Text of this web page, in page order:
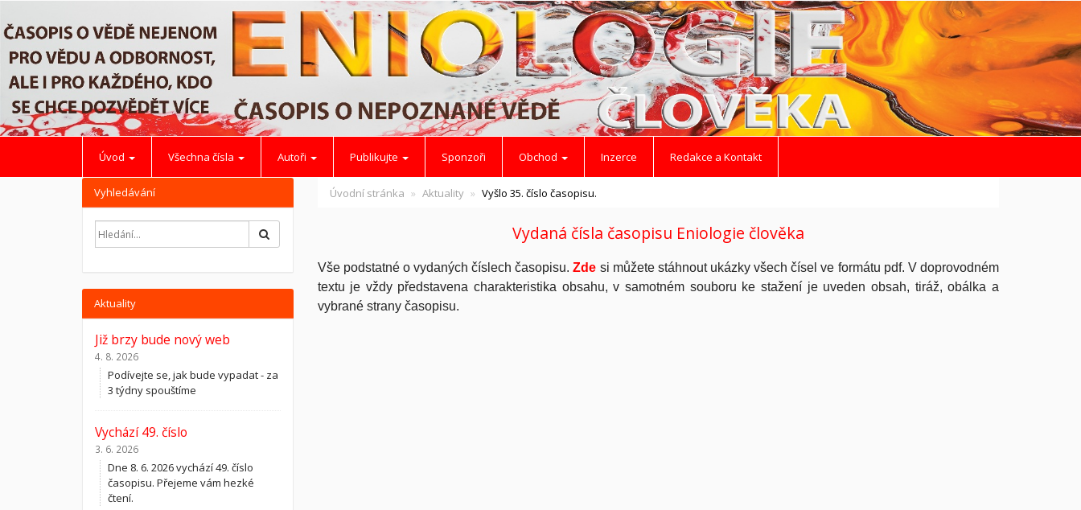
Úvod Všechna čísla Autoři Publikujte Sponzoři Obchod Inzerce Redakce a Kontakt
Úvodní stránka Aktuality Vyšlo 35. číslo časopisu.
Vydaná čísla časopisu Eniologie člověka
Vše podstatné o vydaných číslech časopisu.Zde si můžete stáhnout ukázky všech čísel ve formátu pdf. V doprovodném
textu je vždy představena charakteristika obsahu, v samotném souboru ke stažení je uveden obsah, tiráž, obálka a
vybrané strany časopisu.
Vyhledávání
Aktuality
Již brzy bude nový web
4. 8. 2026
Podívejte se, jak bude vypadat - za
3 týdny spouštíme
Vychází 49. číslo
3. 6. 2026
Dne 8. 6. 2026 vychází 49. číslo
časopisu. Přejeme vám hezké
čtení.